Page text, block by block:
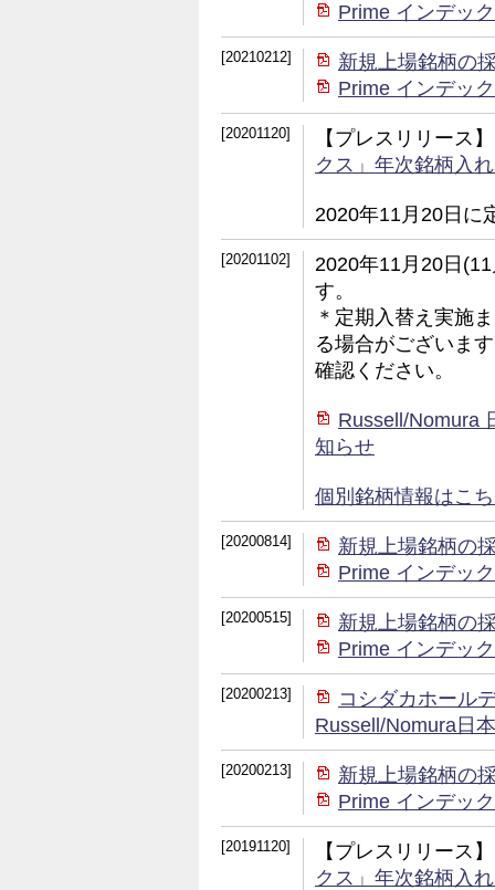
Prime インデッ
[20210212]
新規上場銘柄の
Prime インデッ
[20201120]
【プレスリリース】
クス」年次銘柄入
2020年11月20日に
[20201102]
2020年11月20日
す。
＊定期入替え実施
る場合がございま
確認ください。
Russell/Nomura
知らせ
個別銘柄情報はこ
[20200814]
新規上場銘柄の
Prime インデッ
[20200515]
新規上場銘柄の
Prime インデッ
[20200213]
コシダカホール
Russell/Nomura日
[20200213]
新規上場銘柄の
Prime インデッ
[20191120]
【プレスリリース】
クス」年次銘柄入